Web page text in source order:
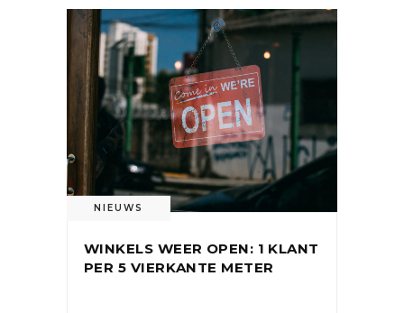
NIEUWS
WINKELS WEER OPEN: 1 KLANT
PER 5 VIERKANTE METER